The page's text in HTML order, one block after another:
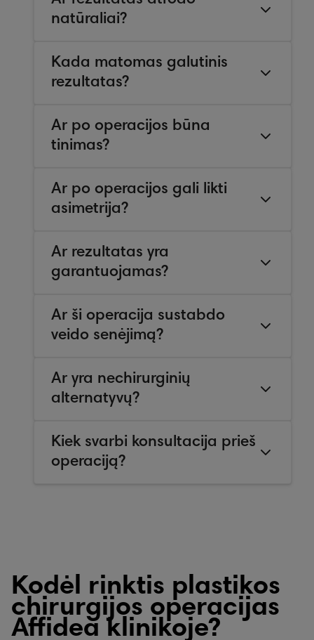
natūraliai?
Kada matomas galutinis
rezultatas?
Ar po operacijos būna
tinimas?
Ar po operacijos gali likti
asimetrija?
Ar rezultatas yra
garantuojamas?
Ar ši operacija sustabdo
veido senėjimą?
Ar yra nechirurginių
alternatyvų?
Kiek svarbi konsultacija prieš
operaciją?
Kodėl rinktis plastikos
chirurgijos operacijas
Affidea klinikoje?